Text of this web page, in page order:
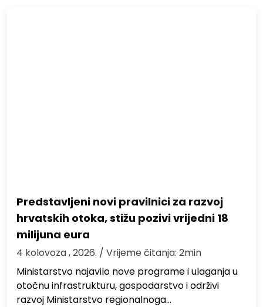
Predstavljeni novi pravilnici za razvoj
hrvatskih otoka, stižu pozivi vrijedni 18
milijuna eura
4 kolovoza , 2026. / Vrijeme čitanja: 2min
Ministarstvo najavilo nove programe i ulaganja u
otočnu infrastrukturu, gospodarstvo i održivi
razvoj Ministarstvo regionalnoga…